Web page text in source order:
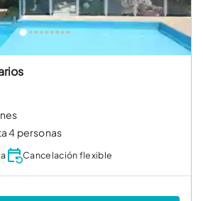
4 personas
Cancelación flexible